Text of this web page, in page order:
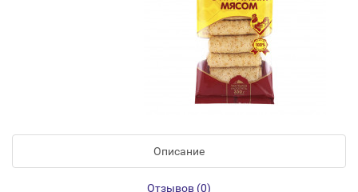
Описание
Отзывов (0)